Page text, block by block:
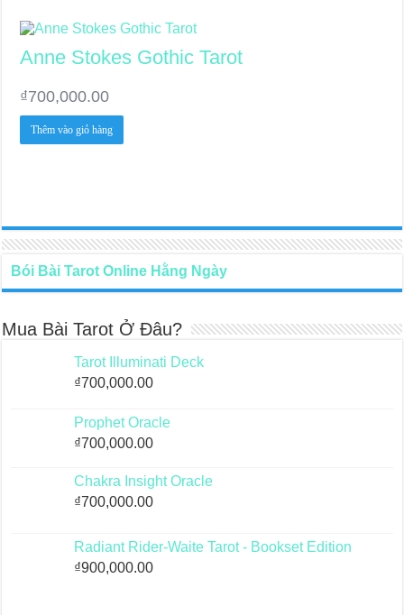
Anne Stokes Gothic Tarot
₫700,000.00
Thêm vào giỏ hàng
Bói Bài Tarot Online Hằng Ngày
Mua Bài Tarot Ở Đâu?
Tarot Illuminati Deck
₫700,000.00
Prophet Oracle
₫700,000.00
Chakra Insight Oracle
₫700,000.00
Radiant Rider-Waite Tarot - Bookset Edition
₫900,000.00